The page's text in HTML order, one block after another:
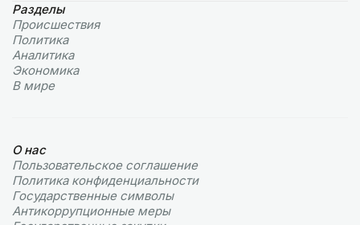
Разделы
Происшествия
Политика
Аналитика
Экономика
В мире
О нас
Пользовательское соглашение
Политика конфиденциальности
Государственные символы
Антикоррупционные меры